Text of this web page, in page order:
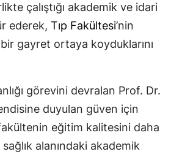
çalıştığı akademik ve idari
ederek, Tıp Fakültesi’nin
gayret ortaya koyduklarını
görevini devralan Prof. Dr.
duyulan güven için
eğitim kalitesini daha
alanındaki akademik